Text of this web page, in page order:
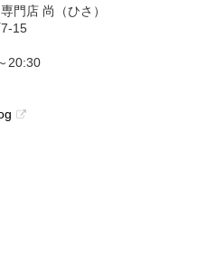
門店 尚（ひさ）
15
20:30